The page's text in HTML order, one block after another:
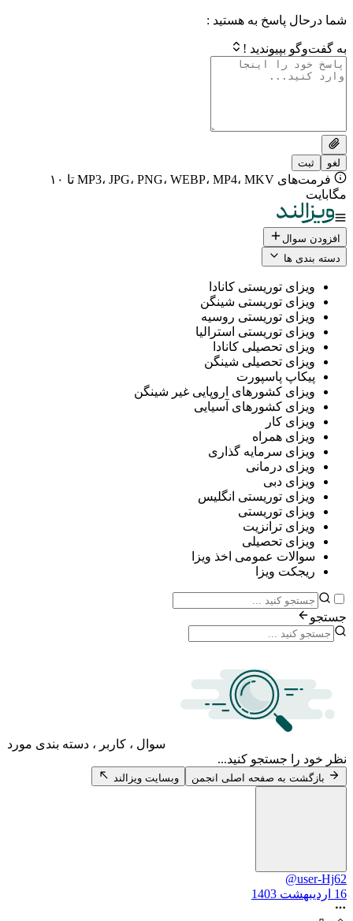
پاسخ به هستید :
!
فرمت‌های MP3، JPG، PNG، WEBP، MP4، MKV تا ۱۰
ها
توریستی کانادا
توریستی شینگن
توریستی روسیه
توریستی استرالیا
تحصیلی کانادا
تحصیلی شینگن
پاسپورت
کشورهای اروپایی غیر شینگن
کشورهای آسیایی
کار
همراه
سرمایه گذاری
درمانی
دبی
توریستی انگلیس
توریستی
ترانزیت
تحصیلی
عمومی اخذ ویزا
ویزا
سوال ، کاربر ، دسته بندی مورد
جستجو کنید...
به صفحه اصلی انجمن وبسایت ویزالند